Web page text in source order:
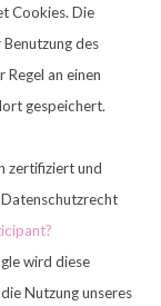
Cookies. Die
des
an einen
gespeichert.
zertifiziert und
wird diese
Nutzung unseres